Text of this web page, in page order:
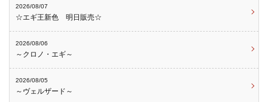
2026/08/07
☆エギ王新色 明日販売☆
2026/08/06
～クロノ・エギ～
2026/08/05
～ヴェルザード～